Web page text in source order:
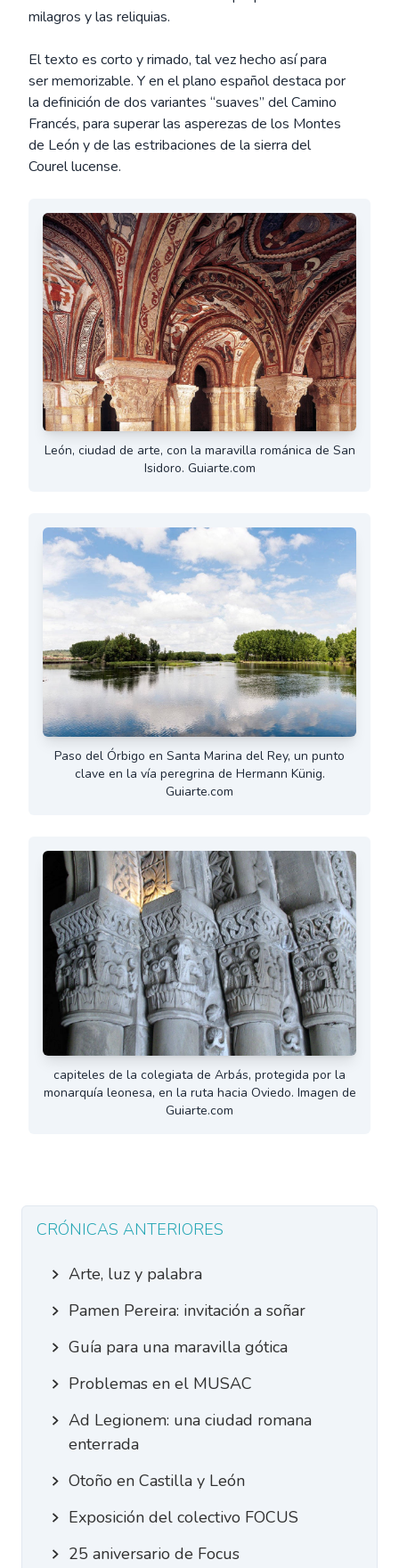
milagros y las reliquias.
El texto es corto y rimado, tal vez hecho así para
ser memorizable. Y en el plano español destaca por
la definición de dos variantes “suaves” del Camino
Francés, para superar las asperezas de los Montes
de León y de las estribaciones de la sierra del
Courel lucense.
León, ciudad de arte, con la maravilla románica de San
Isidoro. Guiarte.com
Paso del Órbigo en Santa Marina del Rey, un punto
clave en la vía peregrina de Hermann Künig.
Guiarte.com
capiteles de la colegiata de Arbás, protegida por la
monarquía leonesa, en la ruta hacia Oviedo. Imagen de
Guiarte.com
CRÓNICAS ANTERIORES
Arte, luz y palabra
Pamen Pereira: invitación a soñar
Guía para una maravilla gótica
Problemas en el MUSAC
Ad Legionem: una ciudad romana
enterrada
Otoño en Castilla y León
Exposición del colectivo FOCUS
25 aniversario de Focus